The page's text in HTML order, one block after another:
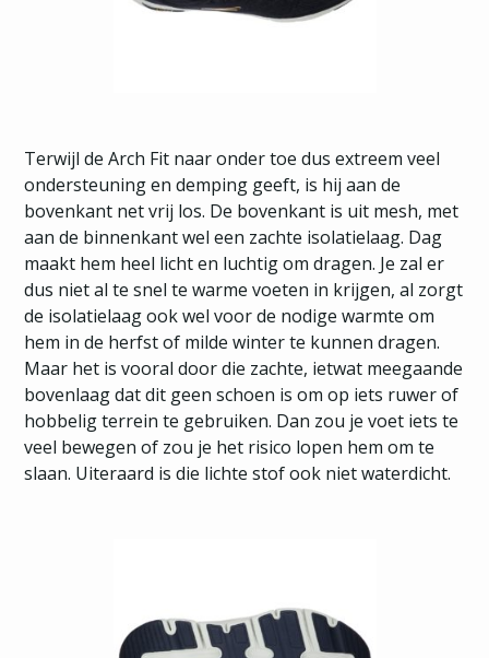
Terwijl de Arch Fit naar onder toe dus extreem veel
ondersteuning en demping geeft, is hij aan de
bovenkant net vrij los. De bovenkant is uit mesh, met
aan de binnenkant wel een zachte isolatielaag. Dag
maakt hem heel licht en luchtig om dragen. Je zal er
dus niet al te snel te warme voeten in krijgen, al zorgt
de isolatielaag ook wel voor de nodige warmte om
hem in de herfst of milde winter te kunnen dragen.
Maar het is vooral door die zachte, ietwat meegaande
bovenlaag dat dit geen schoen is om op iets ruwer of
hobbelig terrein te gebruiken. Dan zou je voet iets te
veel bewegen of zou je het risico lopen hem om te
slaan. Uiteraard is die lichte stof ook niet waterdicht.